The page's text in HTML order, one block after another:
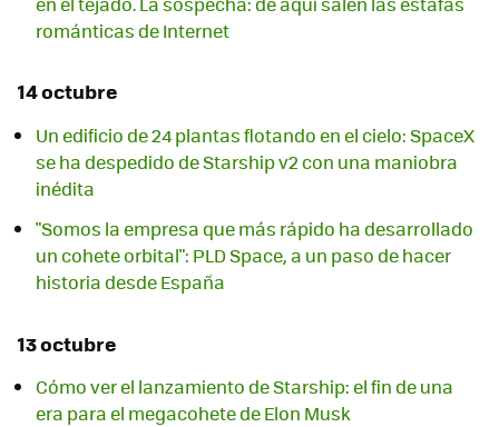
románticas de Internet
14 octubre
Un edificio de 24 plantas flotando en el cielo: SpaceX
se ha despedido de Starship v2 con una maniobra
inédita
"Somos la empresa que más rápido ha desarrollado
un cohete orbital": PLD Space, a un paso de hacer
historia desde España
13 octubre
Cómo ver el lanzamiento de Starship: el fin de una
era para el megacohete de Elon Musk